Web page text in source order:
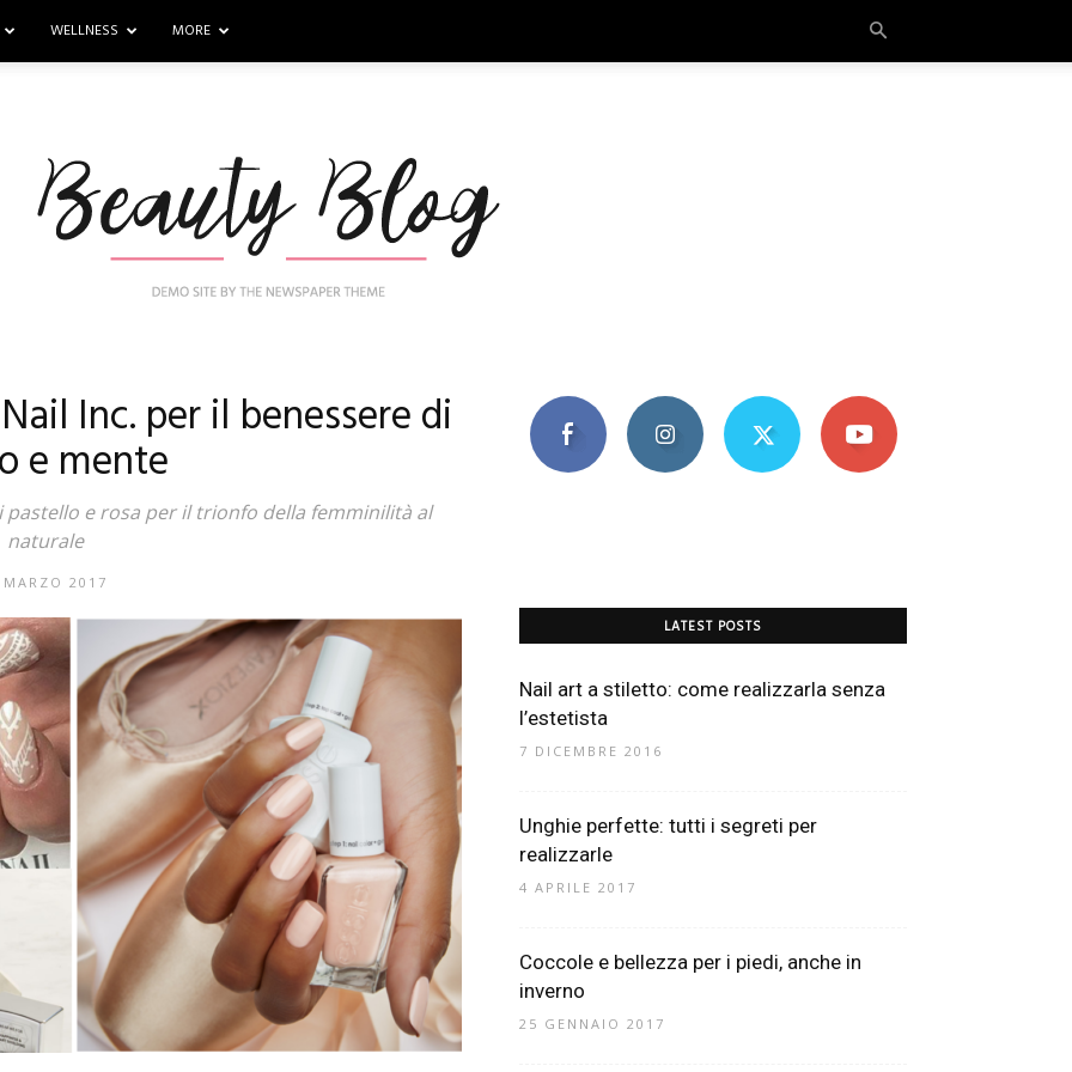
WELLNESS MORE
Art
Mania
Inc. per il benessere di
e mente
e rosa per il trionfo della femminilità al
naturale
2017
LATEST POSTS
Nail art a stiletto: come realizzarla senza
l’estetista
7 DICEMBRE 2016
Unghie perfette: tutti i segreti per
realizzarle
4 APRILE 2017
Coccole e bellezza per i piedi, anche in
inverno
25 GENNAIO 2017